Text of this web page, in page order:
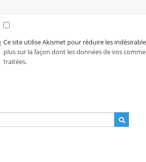
Ce site utilise Akismet pour réduire les
plus sur la façon dont les données de vos
traitées.